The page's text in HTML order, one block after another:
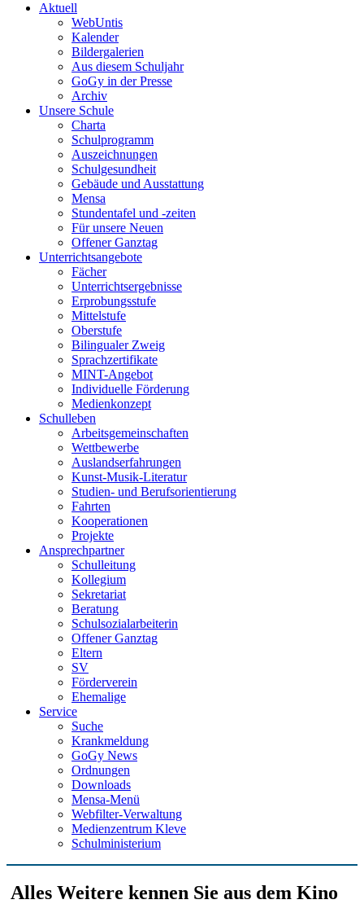
Aktuell
WebUntis
Kalender
Bildergalerien
Aus diesem Schuljahr
GoGy in der Presse
Archiv
Unsere Schule
Charta
Schulprogramm
Auszeichnungen
Schulgesundheit
Gebäude und Ausstattung
Mensa
Stundentafel und -zeiten
Für unsere Neuen
Offener Ganztag
Unterrichtsangebote
Fächer
Unterrichtsergebnisse
Erprobungsstufe
Mittelstufe
Oberstufe
Bilingualer Zweig
Sprachzertifikate
MINT-Angebot
Individuelle Förderung
Medienkonzept
Schulleben
Arbeitsgemeinschaften
Wettbewerbe
Auslandserfahrungen
Kunst-Musik-Literatur
Studien- und Berufsorientierung
Fahrten
Kooperationen
Projekte
Ansprechpartner
Schulleitung
Kollegium
Sekretariat
Beratung
Schulsozialarbeiterin
Offener Ganztag
Eltern
SV
Förderverein
Ehemalige
Service
Suche
Krankmeldung
GoGy News
Ordnungen
Downloads
Mensa-Menü
Webfilter-Verwaltung
Medienzentrum Kleve
Schulministerium
Alles Weitere kennen Sie aus dem Kino